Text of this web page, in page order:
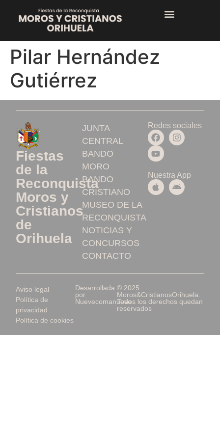
Pilar Hernández
Gutiérrez
Fiestas
de la
Reconquista
Moros y
Cristianos
de
Orihuela
JUNTA
CENTRAL
BANDO
MORO
BANDO
CRISTIANO
MUSEO DE LA
RECONQUISTA
NOTICIAS Y
CONCURSOS
CONTACTO
Redes sociales
Nuestra App
Aviso legal
Política de
privacidad
Política de cookies
Desarrollada
por
Nuevecomanueve
© 2025
Moros&CristianosOrihuela.
Todos los derechos quedan
reservados